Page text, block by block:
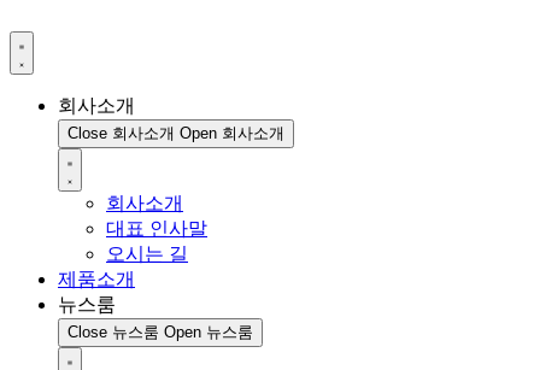
회사소개
Close 회사소개 Open 회사소개
회사소개
대표 인사말
오시는 길
제품소개
뉴스룸
Close 뉴스룸 Open 뉴스룸